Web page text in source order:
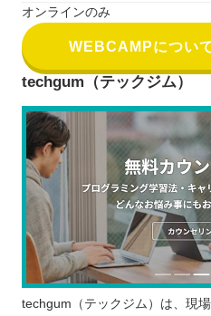
オンラインのみ
WEBCAMPについ
techgum（テックジム）
techgum（テックジム）は、現